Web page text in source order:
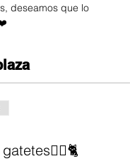
deseamos que lo